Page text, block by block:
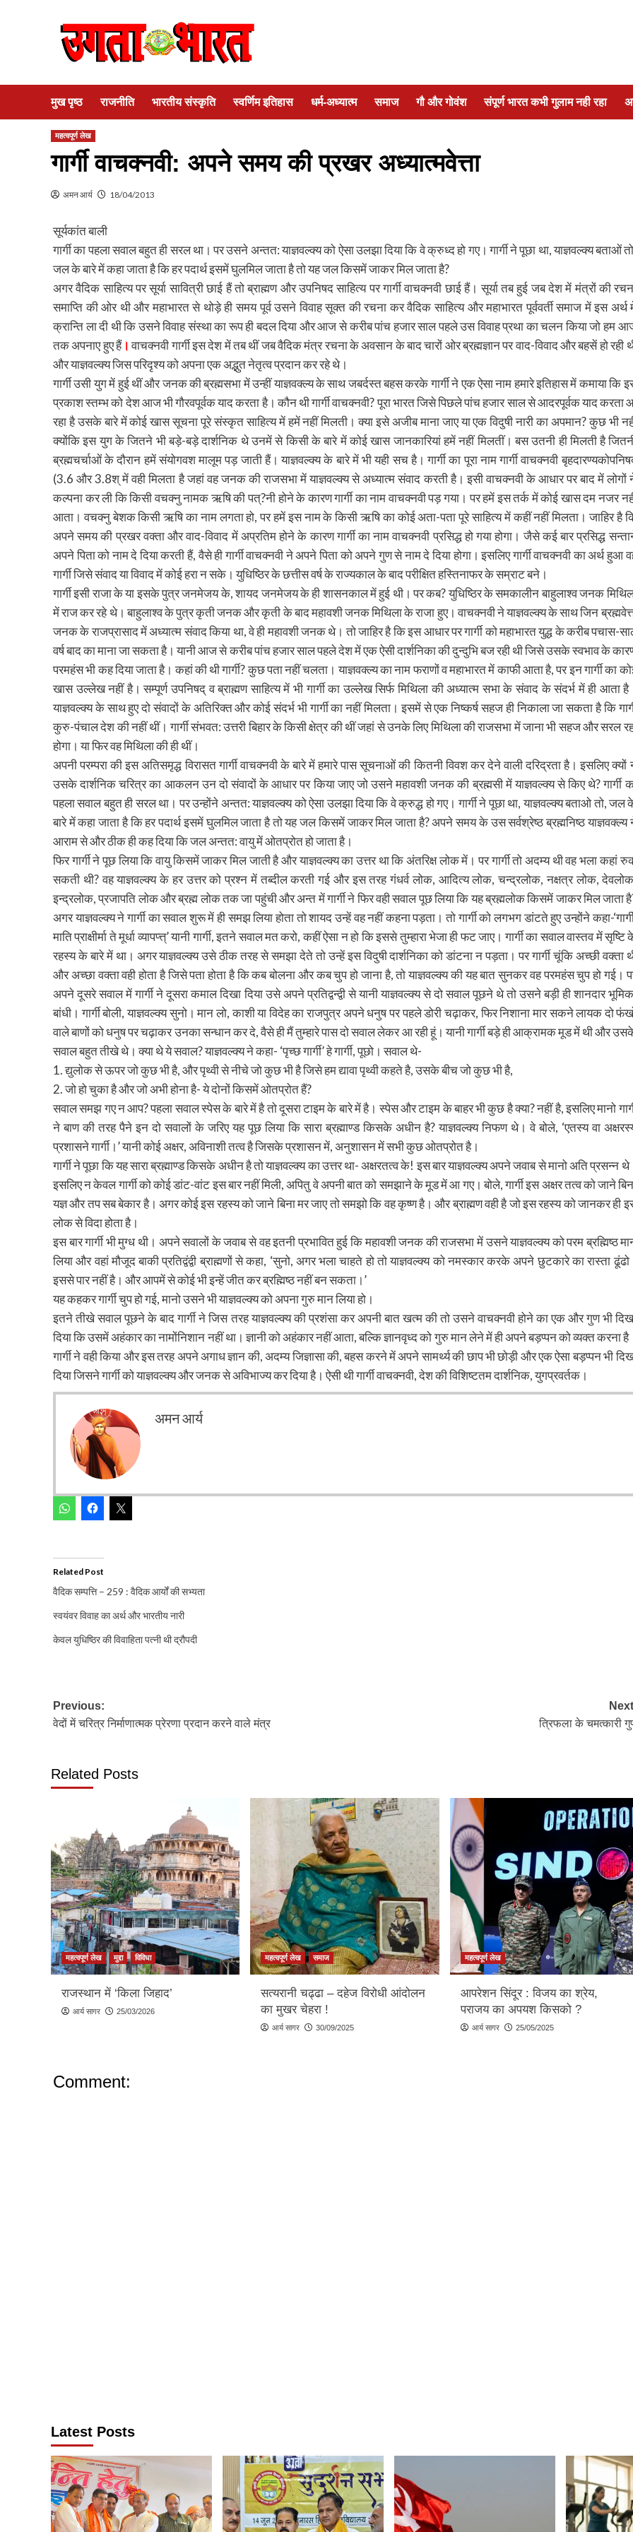
मुख पृष्ठ राजनीति भारतीय संस्कृति स्वर्णिम इतिहास धर्म-अध्यात्म समाज गौ और गोवंश संपूर्ण भारत कभी गुलाम नही रहा
महत्वपूर्ण लेख
गार्गी वाचक्नवी: अपने समय की प्रखर अध्यात्मवेत्ता
अमन आर्य 18/04/2013
सूर्यकांत बाली
गार्गी का पहला सवाल बहुत ही सरल था। पर उसने अन्तत: याज्ञवल्क्य को ऐसा उलझा दिया कि वे क्रुध्द हो गए। गार्गी ने पूछा था, याज्ञवल्क्य बताओं
जल के बारे में कहा जाता है कि हर पदार्थ इसमें घुलमिल जाता है तो यह जल किसमें जाकर मिल जाता है?
अगर वैदिक साहित्य पर सूर्या सावित्री छाई हैं तो ब्राह्मण और उपनिषद साहित्य पर गार्गी वाचक्नवी छाई हैं। सूर्या तब हुई जब देश में मंत्रों की
समाप्ति की ओर थी और महाभारत से थोड़े ही समय पूर्व उसने विवाह सूक्त की रचना कर वैदिक साहित्य और महाभारत पूर्ववर्ती समाज में इस अर्थ
क्रान्ति ला दी थी कि उसने विवाह संस्था का रूप ही बदल दिया और आज से करीब पांच हजार साल पहले उस विवाह प्रथा का चलन किया जो हम
तक अपनाए हुए हैं।वाचक्नवी गार्गी इस देश में तब थीं जब वैदिक मंत्र रचना के अवसान के बाद चारों ओर ब्रह्मज्ञान पर वाद-विवाद और बहसें हो रही
और याज्ञवल्क्य जिस परिदृश्य को अपना एक अद्भुत नेतृत्व प्रदान कर रहे थे।
गार्गी उसी युग में हुई थीं और जनक की ब्रह्मसभा में उन्हीं याज्ञवक्ल्य के साथ जबर्दस्त बहस करके गार्गी ने एक ऐसा नाम हमारे इतिहास में कमाया कि
प्रकाश स्तम्भ को देश आज भी गौरवपूर्वक याद करता है। कौन थी गार्गी वाचक्नवी? पूरा भारत जिसे पिछले पांच हजार साल से आदरपूर्वक याद करता
रहा है उसके बारे में कोई खास सूचना पूरे संस्कृत साहित्य में हमें नहीं मिलती। क्या इसे अजीब माना जाए या एक विदुषी नारी का अपमान? कुछ भी
क्योंकि इस युग के जितने भी बड़े-बड़े दार्शनिक थे उनमें से किसी के बारे में कोई खास जानकारियां हमें नहीं मिलतीं। बस उतनी ही मिलती है
ब्रह्मचर्चाओं के दौरान हमें संयोगवश मालूम पड़ जाती हैं। याज्ञवल्क्य के बारे में भी यही सच है। गार्गी का पूरा नाम गार्गी वाचक्नवी
(3.6 और 3.8श् में वही मिलता है जहां वह जनक की राजसभा में याज्ञवल्क्य से अध्यात्म संवाद करती है। इसी वाचक्नवी के आधार पर बाद में लोगों
कल्पना कर ली कि किसी वचक्नु नामक ऋषि की पत्?नी होने के कारण गार्गी का नाम वाचक्नवी पड़ गया। पर हमें इस तर्क में कोई खास दम नजर
आता। वचक्नु बेशक किसी ऋषि का नाम लगता हो, पर हमें इस नाम के किसी ऋषि का कोई अता-पता पूरे साहित्य में कहीं नहीं मिलता। जाहिर है
अपने समय की प्रखर वक्ता और वाद-विवाद में अप्रतिम होने के कारण गार्गी का नाम वाचक्नवी प्रसिद्ध हो गया होगा। जैसे कई बार प्रसिद्ध
अपने पिता को नाम दे दिया करती हैं, वैसे ही गार्गी वाचक्नवी ने अपने पिता को अपने गुण से नाम दे दिया होगा। इसलिए गार्गी वाचक्नवी का अर्थ हुआ
गार्गी जिसे संवाद या विवाद में कोई हरा न सके। युधिष्ठिर के छत्तीस वर्ष के राज्यकाल के बाद परीक्षित हस्तिनाफर के सम्राट बने।
गार्गी इसी राजा के या इसके पुत्र जनमेजय के, शायद जनमेजय के ही शासनकाल में हुई थी। पर कब? युधिष्ठिर के समकालीन बाहुलाश्व जनक
में राज कर रहे थे। बाहुलाश्व के पुत्र कृती जनक और कृती के बाद महावशी जनक मिथिला के राजा हुए। वाचक्नवी ने याज्ञवल्क्य के साथ जिन
जनक के राजप्रासाद में अध्यात्म संवाद किया था, वे ही महावशी जनक थे। तो जाहिर है कि इस आधार पर गार्गी को महाभारत युद्ध के करीब पचास-
वर्ष बाद का माना जा सकता है। यानी आज से करीब पांच हजार साल पहले देश में एक ऐसी दार्शनिका की दुन्दुभि बज रही थी जिसे उसके स्वभाव के
परमहंस भी कह दिया जाता है। कहां की थी गार्गी? कुछ पता नहीं चलता। याज्ञवक्ल्य का नाम फराणों व महाभारत में काफी आता है, पर इन गार्गी का
खास उल्लेख नहीं है। सम्पूर्ण उपनिषद् व ब्राह्मण साहित्य में भी गार्गी का उल्लेख सिर्फ मिथिला की अध्यात्म सभा के संवाद के संदर्भ में ही आता
याज्ञवल्क्य के साथ हुए दो संवादों के अतिरिक्त और कोई संदर्भ भी गार्गी का नहीं मिलता। इसमें से एक निष्कर्ष सहज ही निकाला जा सकता है कि
कुरु-पंचाल देश की नहीं थीं। गार्गी संभवत: उत्तरी बिहार के किसी क्षेत्र की थीं जहां से उनके लिए मिथिला की राजसभा में जाना भी सहज और सरल
होगा। या फिर वह मिथिला की ही थीं।
अपनी परम्परा की इस अतिसमृद्ध विरासत गार्गी वाचक्नवी के बारे में हमारे पास सूचनाओं की कितनी विवश कर देने वाली दरिद्रता है। इसलिए क्यों
उसके दार्शनिक चरित्र का आकलन उन दो संवादों के आधार पर किया जाए जो उसने महावशी जनक की ब्रह्मसी में याज्ञवल्क्य से किए थे? गार्गी
पहला सवाल बहुत ही सरल था। पर उन्होंने अन्तत: याज्ञवल्क्य को ऐसा उलझा दिया कि वे क्रुद्ध हो गए। गार्गी ने पूछा था, याज्ञवल्क्य बताओ तो, जल
बारे में कहा जाता है कि हर पदार्थ इसमें घुलमिल जाता है तो यह जल किसमें जाकर मिल जाता है? अपने समय के उस सर्वश्रेष्ठ ब्रह्मनिष्ठ याज्ञवक्ल्य
आराम से और ठीक ही कह दिया कि जल अन्तत: वायु में ओतप्रोत हो जाता है।
फिर गार्गी ने पूछ लिया कि वायु किसमें जाकर मिल जाती है और याज्ञवल्क्य का उत्तर था कि अंतरिक्ष लोक में। पर गार्गी तो अदम्य थी वह भला कहां
सकती थी? वह याज्ञवल्क्य के हर उत्तर को प्रश्न में तब्दील करती गई और इस तरह गंधर्व लोक, आदित्य लोक, चन्द्रलोक, नक्षत्र लोक,
इन्द्रलोक, प्रजापति लोक और ब्रह्म लोक तक जा पहुंची और अन्त में गार्गी ने फिर वही सवाल पूछ लिया कि यह ब्रह्मलोक किसमें जाकर मिल जाता
अगर याज्ञवल्क्य ने गार्गी का सवाल शुरू में ही समझ लिया होता तो शायद उन्हें वह नहीं कहना पड़ता। तो गार्गी को लगभग डांटते हुए उन्होंने कहा-
माति प्राक्षीर्मा ते मूर्धा व्यापप्त्त्’ यानी गार्गी, इतने सवाल मत करो, कहीं ऐसा न हो कि इससे तुम्हारा भेजा ही फट जाए। गार्गी का सवाल वास्तव में सृष्टि
रहस्य के बारे में था। अगर याज्ञवल्क्य उसे ठीक तरह से समझा देते तो उन्हें इस विदुषी दार्शनिका को डांटना न पड़ता। पर गार्गी चूंकि अच्छी वक्ता
और अच्छा वक्ता वही होता है जिसे पता होता है कि कब बोलना और कब चुप हो जाना है, तो याज्ञवल्क्य की यह बात सुनकर वह परमहंस चुप हो गई।
अपने दूसरे सवाल में गार्गी ने दूसरा कमाल दिखा दिया उसे अपने प्रतिद्वन्द्वी से यानी याज्ञवल्क्य से दो सवाल पूछने थे तो उसने बड़ी ही शानदार
बांधी। गार्गी बोली, याज्ञवल्क्य सुनो। मान लो, काशी या विदेह का राजपुत्र अपने धनुष पर पहले डोरी चढ़ाकर, फिर निशाना मार सकने लायक दो
वाले बाणों को धनुष पर चढ़ाकर उनका सन्धान कर दे, वैसे ही मैं तुम्हारे पास दो सवाल लेकर आ रही हूं। यानी गार्गी बड़े ही आक्रामक मूड में थी और
सवाल बहुत तीखे थे। क्या थे ये सवाल? याज्ञवल्क्य ने कहा- ‘पृच्छ गार्गी’ हे गार्गी, पूछो। सवाल थे-
1. द्युलोक से ऊपर जो कुछ भी है, और पृथ्वी से नीचे जो कुछ भी है जिसे हम द्यावा पृथ्वी कहते है, उसके बीच जो कुछ भी है,
2. जो हो चुका है और जो अभी होना है- ये दोनों किसमें ओतप्रोत हैं?
सवाल समझ गए न आप? पहला सवाल स्पेस के बारे में है तो दूसरा टाइम के बारे में है। स्पेस और टाइम के बाहर भी कुछ है क्या? नहीं है, इसलिए मानो
ने बाण की तरह पैने इन दो सवालों के जरिए यह पूछ लिया कि सारा ब्रह्माण्ड किसके अधीन है? याज्ञवल्क्य निफण थे। वे बोले, ‘एतस्य वा
प्रशासने गार्गी।’ यानी कोई अक्षर, अविनाशी तत्व है जिसके प्रशासन में, अनुशासन में सभी कुछ ओतप्रोत है।
गार्गी ने पूछा कि यह सारा ब्रह्माण्ड किसके अधीन है तो याज्ञवल्क्य का उत्तर था- अक्षरतत्व के! इस बार याज्ञवल्क्य अपने जवाब से मानो अति प्रसन्न
इसलिए न केवल गार्गी को कोई डांट-वांट इस बार नहीं मिली, अपितु वे अपनी बात को समझाने के मूड में आ गए। बोले, गार्गी इस अक्षर तत्व को जाने
यज्ञ और तप सब बेकार है। अगर कोई इस रहस्य को जाने बिना मर जाए तो समझो कि वह कृष्ण है। और ब्राह्मण वही है जो इस रहस्य को जानकर ही
लोक से विदा होता है।
इस बार गार्गी भी मुग्ध थी। अपने सवालों के जवाब से वह इतनी प्रभावित हुई कि महावशी जनक की राजसभा में उसने याज्ञवल्क्य को परम ब्रह्मिष्ठ
लिया और वहां मौजूद बाकी प्रतिद्वंद्वी ब्राह्मणों से कहा, ‘सुनो, अगर भला चाहते हो तो याज्ञवल्क्य को नमस्कार करके अपने छुटकारे का रास्ता
इससे पार नहीं है। और आपमें से कोई भी इन्हें जीत कर ब्रह्मिष्ठ नहीं बन सकता।’
यह कहकर गार्गी चुप हो गई, मानो उसने भी याज्ञवल्क्य को अपना गुरु मान लिया हो।
इतने तीखे सवाल पूछने के बाद गार्गी ने जिस तरह याज्ञवल्क्य की प्रशंसा कर अपनी बात खत्म की तो उसने वाचक्नवी होने का एक और गुण भी
दिया कि उसमें अहंकार का नामोंनिशान नहीं था। ज्ञानी को अहंकार नहीं आता, बल्कि ज्ञानवृध्द को गुरु मान लेने में ही अपने बड़प्पन को व्यक्त करना
गार्गी ने वही किया और इस तरह अपने अगाध ज्ञान की, अदम्य जिज्ञासा की, बहस करने में अपने सामर्थ्य की छाप भी छोड़ी और एक ऐसा बड़प्पन भी
दिया जिसने गार्गी को याज्ञवल्क्य और जनक से अविभाज्य कर दिया है। ऐसी थी गार्गी वाचक्नवी, देश की विशिष्टतम दार्शनिक, युगप्रवर्तक।
अमन आर्य
Related Post
वैदिक सम्पत्ति – 259 : वैदिक आर्यों की सभ्यता
स्वयंवर विवाह का अर्थ और भारतीय नारी
केवल युधिष्ठिर की विवाहिता पत्नी थी द्रौपदी
Post
navigation
Previous:
वेदों में चरित्र निर्माणात्मक प्रेरणा प्रदान करने वाले मंत्र
त्रिफला के चमत्कारी
Related Posts
महत्वपूर्ण लेख मुद्दा विविधा
राजस्थान में ‘किला जिहाद’
आर्य सागर 25/03/2026
महत्वपूर्ण लेख समाज
सत्यरानी चढ्ढा – दहेज विरोधी आंदोलन
का मुखर चेहरा !
आर्य सागर 30/09/2025
महत्वपूर्ण लेख
आपरेशन सिंदूर : विजय का श्रेय,
पराजय का अपयश किसको ?
आर्य सागर 25/05/2025
Comment:
Latest Posts